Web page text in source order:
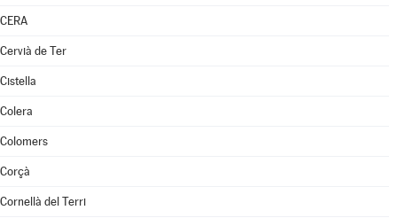
CERA
Cervià de Ter
Cistella
Colera
Colomers
Corçà
Cornellà del Terri